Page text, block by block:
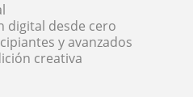
digital desde cero
y avanzados
creativa